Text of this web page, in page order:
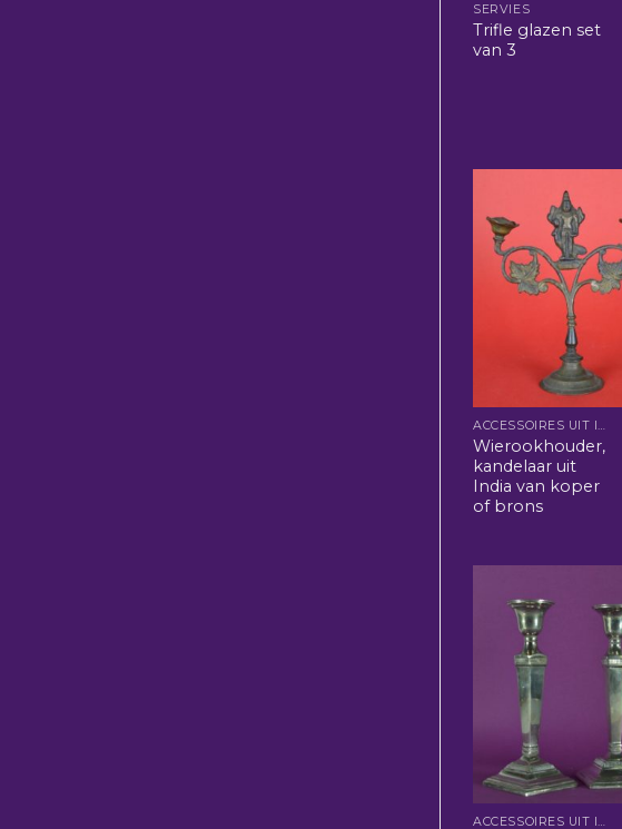
SERVIES
Trifle glazen set
van 3
ACCESSOIRES UIT INDIA
Wierookhouder,
kandelaar uit
India van koper
of brons
ACCESSOIRES UIT INDIA